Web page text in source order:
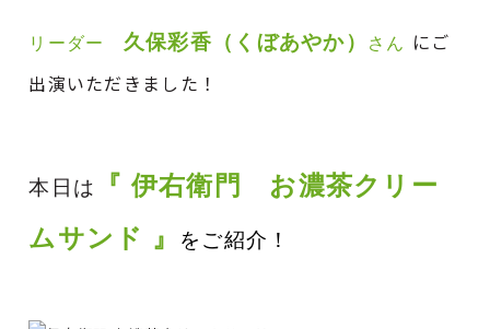
リーダー 久保彩香（くぼあやか） さん にご
出演いただきました！
本日は
『 伊右衛門 お濃茶クリー
ムサンド 』 をご紹介！